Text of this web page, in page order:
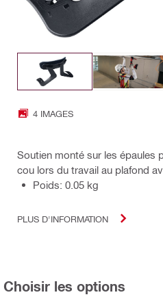
4 IMAGES
Soutien monté sur les épaules
cou lors du travail au plafond
Poids: 0.05 kg
PLUS D'INFORMATION
Choisir les options